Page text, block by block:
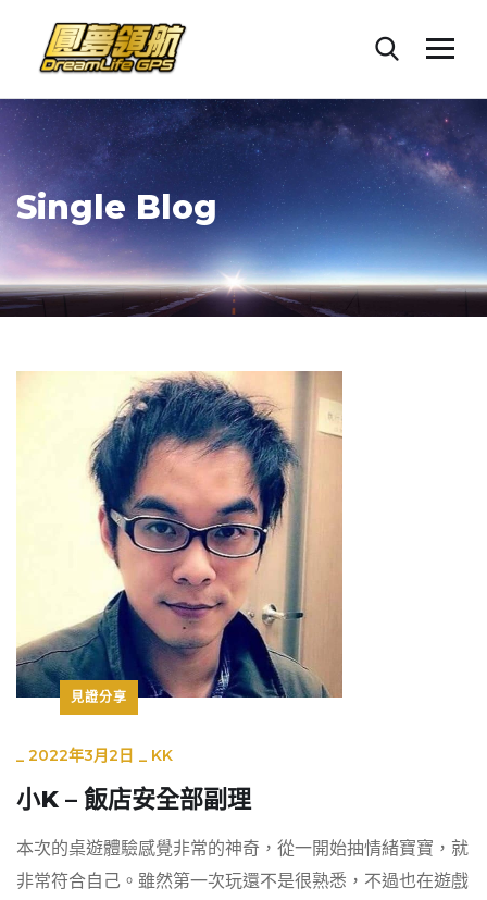
Single Blog
見證分享
_ 2022年3月2日 _ KK
小K – 飯店安全部副理
本次的桌遊體驗感覺非常的神奇，從一開始抽情緒寶寶，就
非常符合自己。雖然第一次玩還不是很熟悉，不過也在遊戲